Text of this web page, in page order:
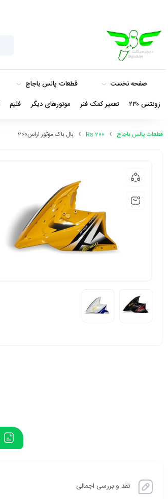
صفحه نخست قطعات پالس باجاج
زونتس ۲۳۰
تعمیر کمک فنر موتورهای دیگر فلیم
قطعات پالس باجاج Rs 200 بال باک موتور اراس200
نقد و بررسی اجمالی